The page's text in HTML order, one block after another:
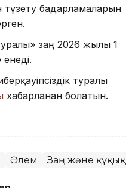
бағдарламаларын
заң 2026 жылғы 1
туралы
хабарланған болатын.
Әлем Заң және құқық